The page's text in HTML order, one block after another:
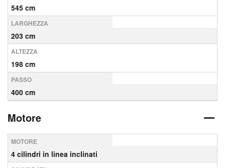
545 cm
LARGHEZZA
203 cm
ALTEZZA
198 cm
PASSO
400 cm
Motore
MOTORE
4 cilindri in linea inclinati